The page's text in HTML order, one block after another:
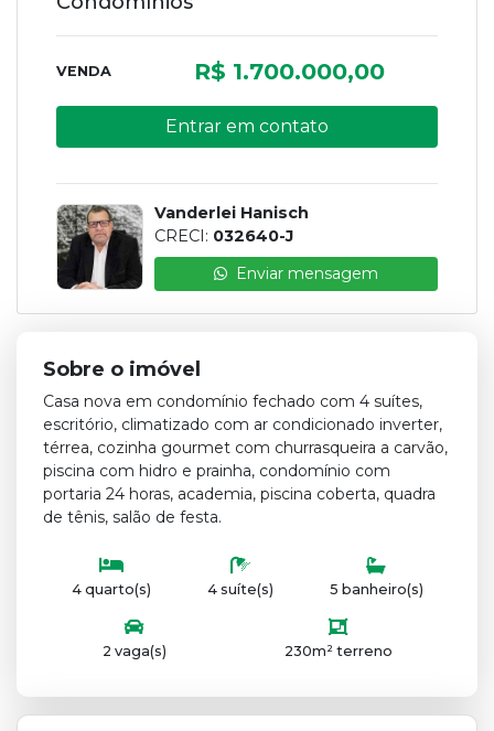
VENDA R$ 1.700.000,00
Entrar em contato
Vanderlei Hanisch
CRECI: 032640-J
Enviar mensagem
Sobre o imóvel
Casa nova em condomínio fechado com 4 suítes,
escritório, climatizado com ar condicionado inverter,
térrea, cozinha gourmet com churrasqueira a carvão,
piscina com hidro e prainha, condomínio com
portaria 24 horas, academia, piscina coberta, quadra
de tênis, salão de festa.
4 quarto(s) 4 suíte(s) 5 banheiro(s)
2 vaga(s) 230m² terreno